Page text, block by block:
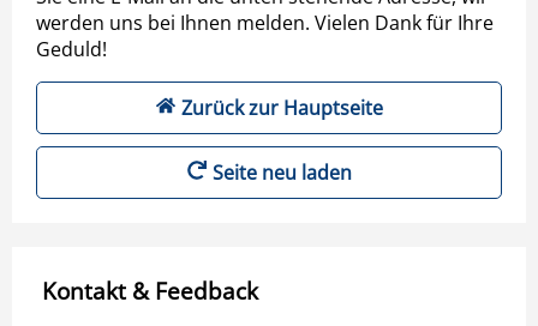
werden uns bei Ihnen melden. Vielen Dank für Ihre
Geduld!
Zurück zur Hauptseite
Seite neu laden
Kontakt & Feedback